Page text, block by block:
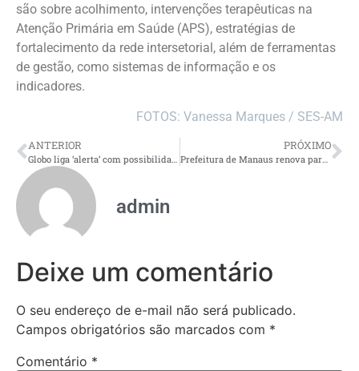
são sobre acolhimento, intervenções terapêuticas na
Atenção Primária em Saúde (APS), estratégias de
fortalecimento da rede intersetorial, além de ferramentas
de gestão, como sistemas de informação e os
indicadores.
FOTOS: Vanessa Marques / SES-AM
ANTERIOR
Globo liga ‘alerta’ com possibilidade de Aline ser eliminada
PRÓXIMO
Prefeitura de Manaus renova parceria com TJ-AM para oferecer ‘Justiça Restaurativa’ a escolas da rede municipal
admin
Deixe um comentário
O seu endereço de e-mail não será publicado.
Campos obrigatórios são marcados com *
Comentário *